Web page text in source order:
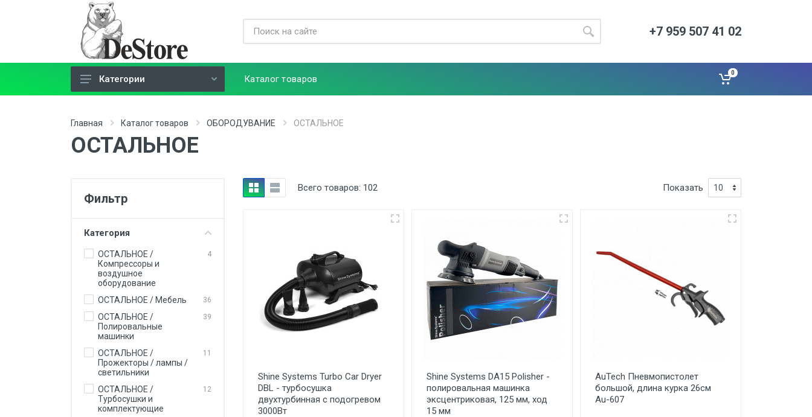
+7 959 507 41 02
МАРКЕТИНГ
МОЙКА И УХОД
ПОЛИРОВКА
ПЛЁНКИ И ИНСТРУМЕНТ
Категории Каталог товаров
0
Главная Каталог товаров ОБОРОДУВАНИЕ ОСТАЛЬНОЕ
ОСТАЛЬНОЕ
Фильтр
Категория
ОСТАЛЬНОЕ /
Компрессоры и
воздушное
оборудование
4
ОСТАЛЬНОЕ / Мебель 36
ОСТАЛЬНОЕ /
Полировальные
машинки
39
ОСТАЛЬНОЕ /
Прожекторы / лампы /
светильники
11
ОСТАЛЬНОЕ /
Турбосушки и
комплектующие
12
Всего товаров: 102 Показать
Shine Systems Turbo Car Dryer
DBL - турбосушка
двухтурбинная с подогревом
3000Вт
Shine Systems DA15 Polisher -
полировальная машинка
эксцентриковая, 125 мм, ход
15 мм
AuTech Пневмопистолет
большой, длина курка 26см
Au-607